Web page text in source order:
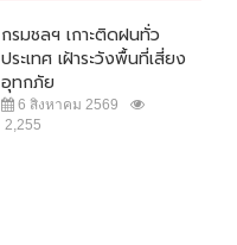
กรมชลฯ เกาะติดฝนทั่ว
ประเทศ เฝ้าระวังพื้นที่เสี่ยง
อุทกภัย
6 สิงหาคม 2569
2,255